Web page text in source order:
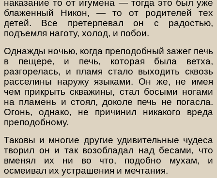
наказание то от игумена — тогда это был уже
блаженный Никон, — то от родителей тех
детей. Все претерпевал он с радостью,
подъемля наготу, холод, и побои.
Однажды ночью, когда преподобный зажег печь
в пещере, и печь, которая была ветха,
разгорелась, и пламя стало выходить сквозь
расселины наружу языками. Он же, не имея
чем прикрыть скважины, стал босыми ногами
на пламень и стоял, доколе печь не погасла.
Огонь, однако, не причинил никакого вреда
преподобному.
Таковы и многие другие удивительные чудеса
творил он и так возобладал над бесами, что
вменял их ни во что, подобно мухам, и
осмеивал их устрашения и мечтания.